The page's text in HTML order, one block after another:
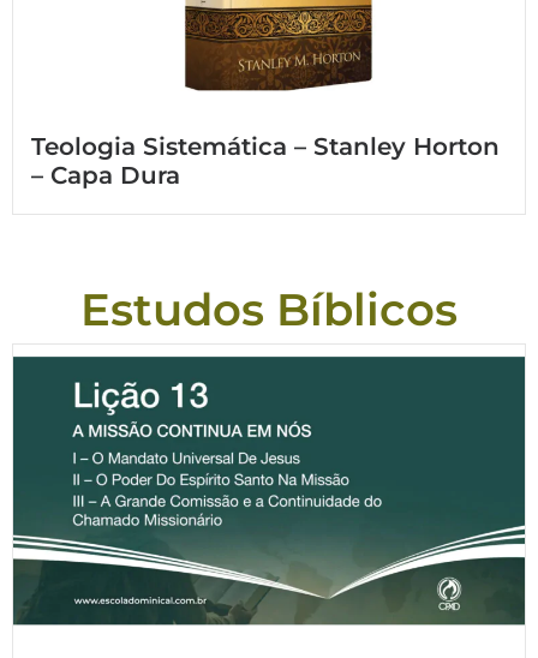
Teologia Sistemática – Stanley Horton
– Capa Dura
Estudos Bíblicos